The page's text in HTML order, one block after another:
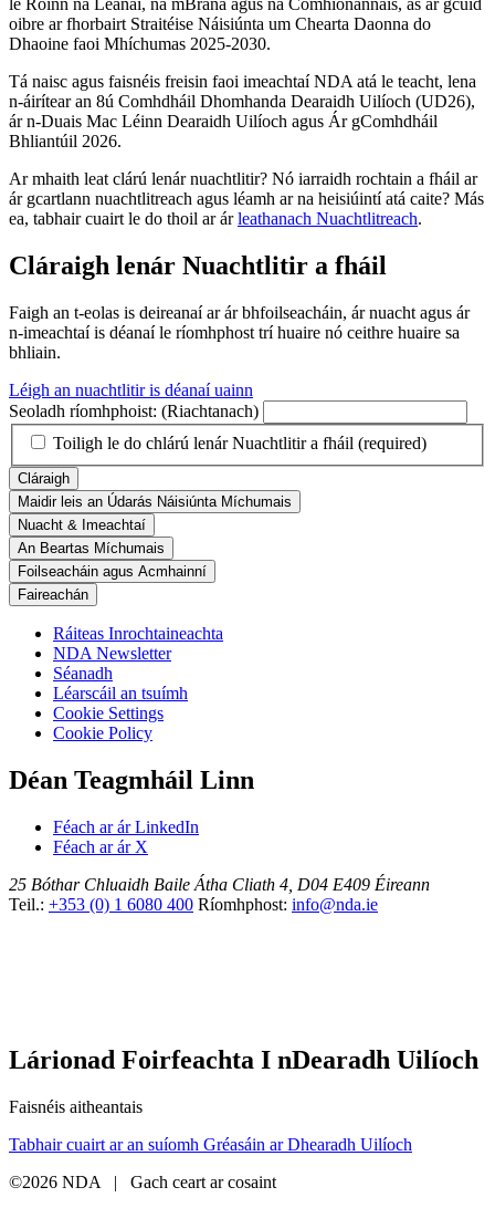
oibre ar fhorbairt Straitéise Náisiúnta um Chearta Daonna do
Dhaoine faoi Mhíchumas 2025-2030.
Tá naisc agus faisnéis freisin faoi imeachtaí NDA atá le teacht, lena
n-áirítear an 8ú Comhdháil Dhomhanda Dearaidh Uilíoch (UD26),
ár n-Duais Mac Léinn Dearaidh Uilíoch agus Ár gComhdháil
Bhliantúil 2026.
Ar mhaith leat clárú lenár nuachtlitir? Nó iarraidh rochtain a fháil ar
ár gcartlann nuachtlitreach agus léamh ar na heisiúintí atá caite? Más
ea, tabhair cuairt le do thoil ar árleathanach Nuachtlitreach.
Cláraigh lenár Nuachtlitir a fháil
Faigh an t-eolas is deireanaí ar ár bhfoilseacháin, ár nuacht agus ár
n-imeachtaí is déanaí le ríomhphost trí huaire nó ceithre huaire sa
bhliain.
Léigh an nuachtlitir is déanaí uainn
Seoladh ríomhphoist: (Riachtanach)
Toiligh le do chlárú lenár Nuachtlitir a fháil (required)
Cláraigh
Maidir leis an Údarás Náisiúnta Míchumais
Nuacht & Imeachtaí
An Beartas Míchumais
Foilseacháin agus Acmhainní
Faireachán
Ráiteas Inrochtaineachta
NDA Newsletter
Séanadh
Léarscáil an tsuímh
Cookie Settings
Cookie Policy
Déan Teagmháil Linn
Féach ar ár LinkedIn
Féach ar ár X
25 Bóthar Chluaidh Baile Átha Cliath 4, D04 E409 Éireann
Teil.: +353 (0) 1 6080 400 Ríomhphost: info@nda.ie
Lárionad Foirfeachta I nDearadh Uilíoch
Faisnéis aitheantais
Tabhair cuairt ar an suíomh Gréasáin ar Dhearadh Uilíoch
©2026 NDA | Gach ceart ar cosaint